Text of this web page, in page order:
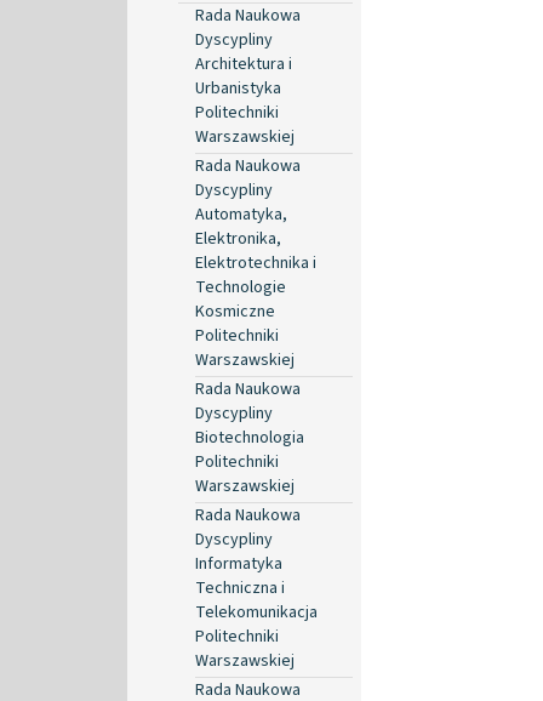
Rada Naukowa
Dyscypliny
Architektura i
Urbanistyka
Politechniki
Warszawskiej
Rada Naukowa
Dyscypliny
Automatyka,
Elektronika,
Elektrotechnika i
Technologie
Kosmiczne
Politechniki
Warszawskiej
Rada Naukowa
Dyscypliny
Biotechnologia
Politechniki
Warszawskiej
Rada Naukowa
Dyscypliny
Informatyka
Techniczna i
Telekomunikacja
Politechniki
Warszawskiej
Rada Naukowa